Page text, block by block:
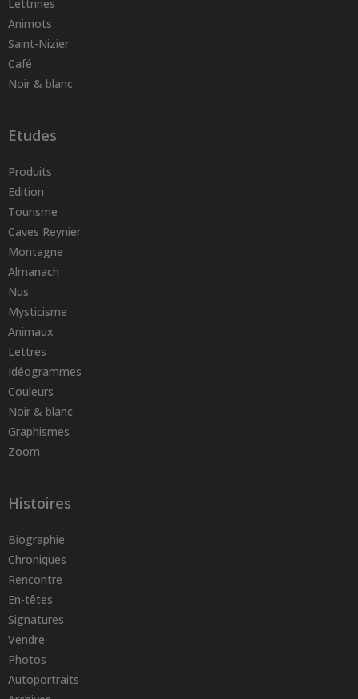
Lettrines
Animots
Saint-Nizier
Café
Noir & blanc
Etudes
Produits
Edition
Tourisme
Caves Reynier
Montagne
Almanach
Nus
Mysticisme
Animaux
Lettres
Idéogrammes
Couleurs
Noir & blanc
Graphismes
Zoom
Histoires
Biographie
Chroniques
Rencontre
En-têtes
Signatures
Vendre
Photos
Autoportraits